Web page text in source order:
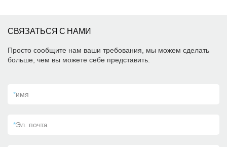
СВЯЗАТЬСЯ С НАМИ
Просто сообщите нам ваши требования, мы можем сделать
больше, чем вы можете себе представить.
*имя
*Эл. почта